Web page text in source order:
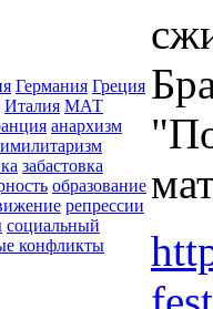
Германия Греция
Италия МАТ
анархизм
забастовка
образование
репрессии
социальный
конфликты